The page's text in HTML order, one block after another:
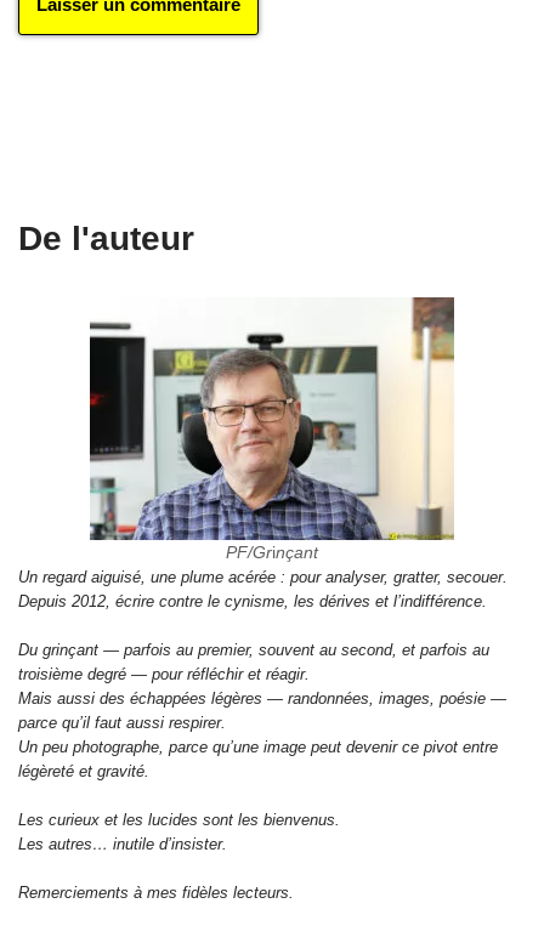
De l'auteur
PF/Grinçant
Un regard aiguisé, une plume acérée : pour analyser, gratter, secouer.
Depuis 2012, écrire contre le cynisme, les dérives et l’indifférence.
Du grinçant — parfois au premier, souvent au second, et parfois au
troisième degré — pour réfléchir et réagir.
Mais aussi des échappées légères — randonnées, images, poésie —
parce qu’il faut aussi respirer.
Un peu photographe, parce qu’une image peut devenir ce pivot entre
légèreté et gravité.
Les curieux et les lucides sont les bienvenus.
Les autres… inutile d’insister.
Remerciements à mes fidèles lecteurs.